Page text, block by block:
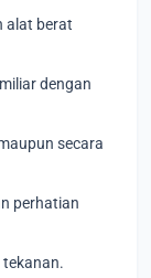
alat berat
dengan
secara
perhatian
tekanan.